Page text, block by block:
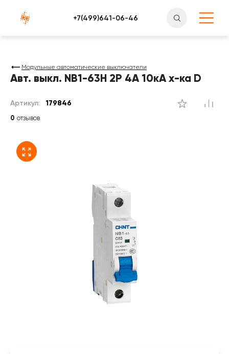
Атлантснаб
Модульные автоматические выключатели
Авт. выкл. NB1-63H 2P 4A 10кА х-ка D
Артикул: 179846